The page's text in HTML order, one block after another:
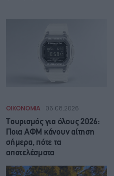
ΟΙΚΟΝΟΜΙΑ 06.08.2026
Τουρισμός για όλους 2026:
Ποια ΑΦΜ κάνουν αίτηση
σήμερα, πότε τα
αποτελέσματα